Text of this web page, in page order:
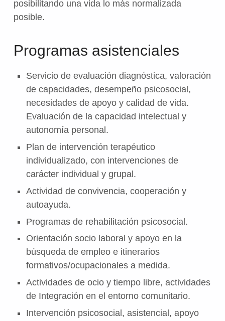
posibilitando una vida lo más normalizada
posible.
Programas asistenciales
Servicio de evaluación diagnóstica, valoración
de capacidades, desempeño psicosocial,
necesidades de apoyo y calidad de vida.
Evaluación de la capacidad intelectual y
autonomía personal.
Plan de intervención terapéutico
individualizado, con intervenciones de
carácter individual y grupal.
Actividad de convivencia, cooperación y
autoayuda.
Programas de rehabilitación psicosocial.
Orientación socio laboral y apoyo en la
búsqueda de empleo e itinerarios
formativos/ocupacionales a medida.
Actividades de ocio y tiempo libre, actividades
de Integración en el entorno comunitario.
Intervención psicosocial, asistencial, apoyo